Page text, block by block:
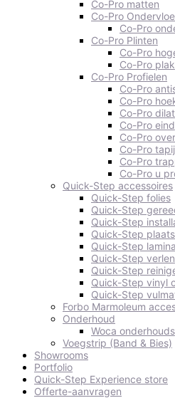
Co-Pro matten
Co-Pro
Co-Pro
Co-Pro Plinten
Co-Pro
Co-Pro
Co-Pro Profielen
Co-Pro
Co-Pro
Co-Pro
Co-Pro
Co-Pro
Co-Pro
Co-Pro
Co-Pro u
Quick-Step accessoires
Quick-Step folies
Quick-Step
Quick-Step
Quick-Step
Quick-Step
Quick-Step
Quick-Step
Quick-Step vinyl
Quick-Step
Forbo Marmoleum
Onderhoud
Woca
Voegstrip (Band & Bies)
Showrooms
Portfolio
Quick-Step Experience store
Offerte-aanvragen